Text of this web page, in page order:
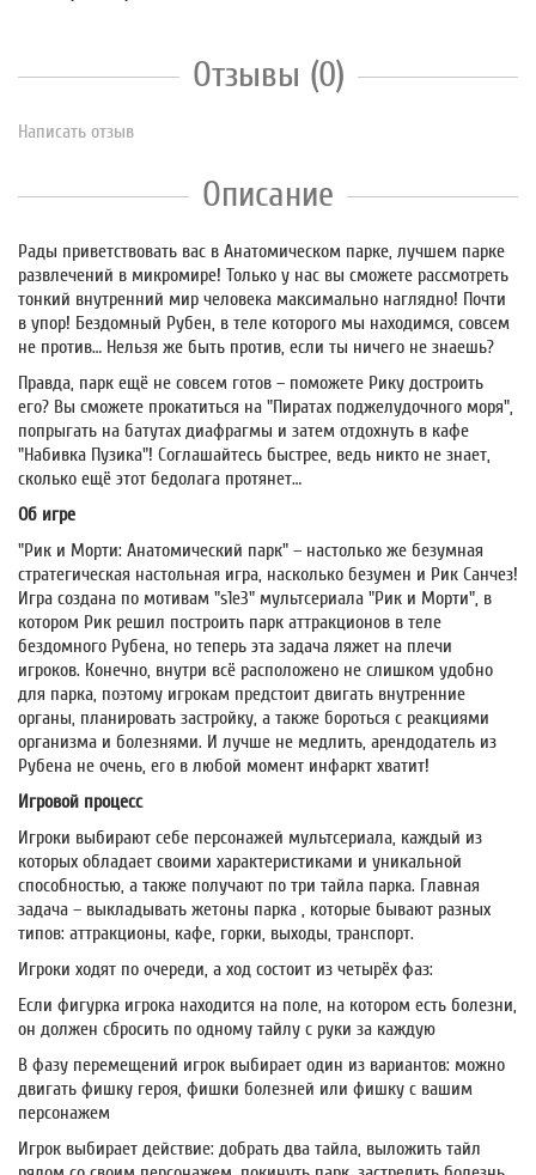
Отзывы (0)
Написать отзыв
Описание
Рады приветствовать вас в Анатомическом парке, лучшем парке
развлечений в микромире! Только у нас вы сможете рассмотреть
тонкий внутренний мир человека максимально наглядно! Почти
в упор! Бездомный Рубен, в теле которого мы находимся, совсем
не против… Нельзя же быть против, если ты ничего не знаешь?
Правда, парк ещё не совсем готов – поможете Рику достроить
его? Вы сможете прокатиться на "Пиратах поджелудочного моря",
попрыгать на батутах диафрагмы и затем отдохнуть в кафе
"Набивка Пузика"! Соглашайтесь быстрее, ведь никто не знает,
сколько ещё этот бедолага протянет…
Об игре
"Рик и Морти: Анатомический парк" – настолько же безумная
стратегическая настольная игра, насколько безумен и Рик Санчез!
Игра создана по мотивам "s1e3" мультсериала "Рик и Морти", в
котором Рик решил построить парк аттракционов в теле
бездомного Рубена, но теперь эта задача ляжет на плечи
игроков. Конечно, внутри всё расположено не слишком удобно
для парка, поэтому игрокам предстоит двигать внутренние
органы, планировать застройку, а также бороться с реакциями
организма и болезнями. И лучше не медлить, арендодатель из
Рубена не очень, его в любой момент инфаркт хватит!
Игровой процесс
Игроки выбирают себе персонажей мультсериала, каждый из
которых обладает своими характеристиками и уникальной
способностью, а также получают по три тайла парка. Главная
задача – выкладывать жетоны парка , которые бывают разных
типов: аттракционы, кафе, горки, выходы, транспорт.
Игроки ходят по очереди, а ход состоит из четырёх фаз:
Если фигурка игрока находится на поле, на котором есть болезни,
он должен сбросить по одному тайлу с руки за каждую
В фазу перемещений игрок выбирает один из вариантов: можно
двигать фишку героя, фишки болезней или фишку с вашим
персонажем
Игрок выбирает действие: добрать два тайла, выложить тайл